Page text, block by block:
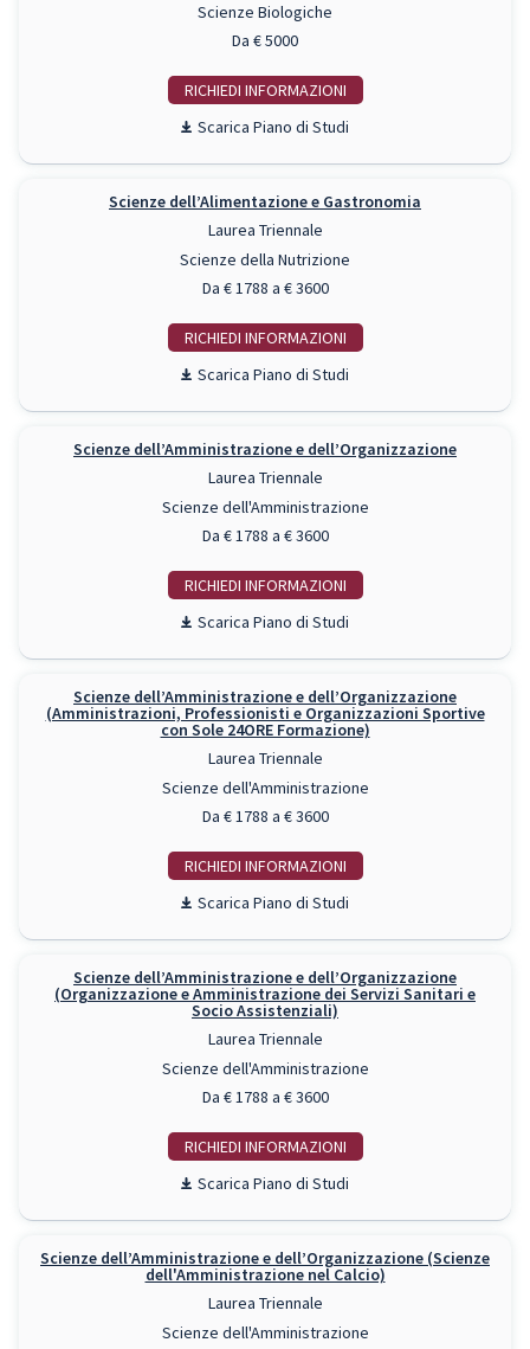
Scienze Biologiche
Da € 5000
RICHIEDI INFO
Piano di Studi
Scienze dell’Alimentazione e Gastronomia
Laurea Triennale
Scienze della Nutrizione
Da € 1788 a € 3600
RICHIEDI INFO
Piano di Studi
Scienze dell’Amministrazione e dell’Organizzazione
Laurea Triennale
Scienze dell'Amministrazione
Da € 1788 a € 3600
RICHIEDI INFO
Piano di Studi
Scienze dell’Amministrazione e dell’Organizzazione
(Amministrazioni, Professionisti e Organizzazioni Sportive
con Sole 24ORE Formazione)
Laurea Triennale
Scienze dell'Amministrazione
Da € 1788 a € 3600
RICHIEDI INFO
Piano di Studi
Scienze dell’Amministrazione e dell’Organizzazione
(Organizzazione e Amministrazione dei Servizi Sanitari e
Socio Assistenziali)
Laurea Triennale
Scienze dell'Amministrazione
Da € 1788 a € 3600
RICHIEDI INFO
Piano di Studi
Scienze dell’Amministrazione e dell’Organizzazione (Scienze
dell'Amministrazione nel Calcio)
Laurea Triennale
Scienze dell'Amministrazione